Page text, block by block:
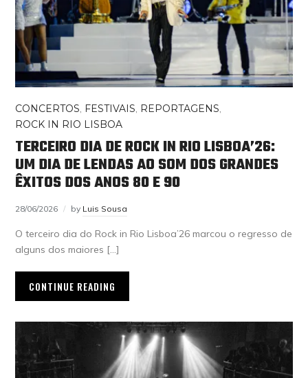
CONCERTOS, FESTIVAIS, REPORTAGENS,
ROCK IN RIO LISBOA
TERCEIRO DIA DE ROCK IN RIO LISBOA’26:
UM DIA DE LENDAS AO SOM DOS GRANDES
ÊXITOS DOS ANOS 80 E 90
28/06/2026 by Luis Sousa
O terceiro dia do Rock in Rio Lisboa’26 marcou o regresso de
alguns dos maiores […]
CONTINUE READING